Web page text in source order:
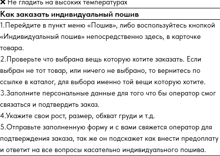
❌ Не гладить на высоких температурах
Как заказать индивидуальный пошив
1.Перейдите в пункт меню «Пошив», либо воспользуйтесь кнопкой
«Индивидуальный пошив» непосредственно здесь, в карточке
товара.
2.Проверьте что выбрана вещь которую хотите заказать. Если
выбран не тот товар, или ничего не выбрано, то вернитесь по
ссылке в каталог, для выбора именно той вещи которую хотите.
3.Заполните персональные данные для того что бы оператор смог
связаться и подтвердить заказ.
4.Укажите свои рост, размер, обхват груди и т.д.
5.Отправьте заполненную форму и с вами свяжется оператор для
подтверждения заказа, так же он подскажет как внести предоплату
и ответит на все вопросы касательно индивидуального пошива.